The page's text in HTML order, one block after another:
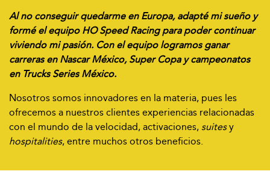
Al no conseguir quedarme en Europa, adapté mi sueño y
formé el equipo HO Speed Racing para poder continuar
viviendo mi pasión. Con el equipo logramos ganar
carreras en Nascar México, Super Copa y campeonatos
en Trucks Series México.
Nosotros somos innovadores en la materia, pues les
ofrecemos a nuestros clientes experiencias relacionadas
con el mundo de la velocidad, activaciones, suitesy
hospitalities, entre muchos otros beneficios.